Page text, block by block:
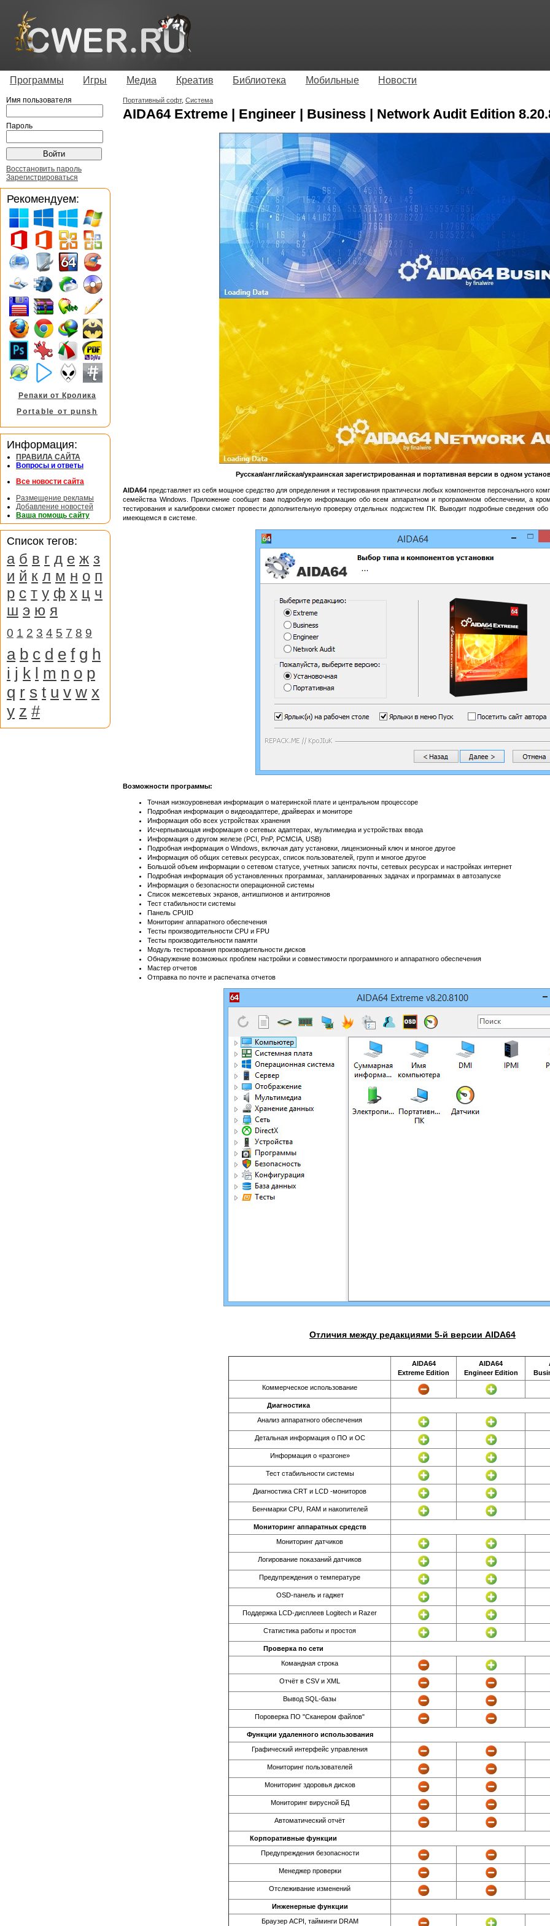
Программы Игры Медиа Креатив Библиотека Мобильные Новости
Портативный софт, Система
AIDA64 Extreme | Engineer | Business | Network Audit Edition
Русская/английская/украинская зарегистрированная и портативная версии в одном
AIDA64 представляет из себя мощное средство для определения и тестирования практически любых компонентов персонального
семейства Windows. Приложение сообщит вам подробную информацию обо всем аппаратном и программном обеспечении, а
тестирования и калибровки сможет провести дополнительную проверку отдельных подсистем ПК. Выводит подробные сведения
имеющемся в системе.
Возможности программы:
Точная низкоуровневая информация о материнской плате и центральном процессоре
Подробная информация о видеоадаптере, драйверах и мониторе
Информация обо всех устройствах хранения
Исчерпывающая информация о сетевых адаптерах, мультимедиа и устройствах ввода
Информация о другом железе (PCI, PnP, PCMCIA, USB)
Подробная информация о Windows, включая дату установки, лицензионный ключ и многое другое
Информация об общих сетевых ресурсах, список пользователей, групп и многое другое
Большой объем информации о сетевом статусе, учетных записях почты, сетевых ресурсах и настройках интернет
Подробная информация об установленных программах, запланированных задачах и программах в автозапуске
Информация о безопасности операционной системы
Список межсетевых экранов, антишпионов и антитроянов
Тест стабильности системы
Панель CPUID
Мониторинг аппаратного обеспечения
Тесты производительности CPU и FPU
Тесты производительности памяти
Модуль тестирования производительности дисков
Обнаружение возможных проблем настройки и совместимости программного и аппаратного обеспечения
Мастер отчетов
Отправка по почте и распечатка отчетов
Отличия между редакциями 5-й версии AIDA64
AIDA64
Extreme Edition
AIDA64
Engineer Edition
Коммерческое использование
Диагностика
Анализ аппаратного обеспечения
Детальная информация о ПО и ОС
Информация о «разгоне»
Тест стабильности системы
Диагностика CRT и LCD -мониторов
Бенчмарки CPU, RAM и накопителей
Мониторинг аппаратных средств
Мониторинг датчиков
Логирование показаний датчиков
Предупреждения о температуре
OSD-панель и гаджет
Поддержка LCD-дисплеев Logitech и Razer
Статистика работы и простоя
Проверка по сети
Командная строка
Отчёт в CSV и XML
Вывод SQL-базы
Пороверка ПО "Сканером файлов"
Функции удаленного использования
Графический интерфейс управления
Мониторинг пользователей
Мониторинг здоровья дисков
Мониторинг вирусной БД
Автоматический отчёт
Корпоративные функции
Предупреждения безопасности
Менеджер проверки
Отслеживание изменений
Инженерные функции
Браузер ACPI, тайминги DRAM
Имя пользователя
Пароль
Восстановить пароль
Зарегистрироваться
Рекомендуем:
Репаки от Кролика
Portable от punsh
Информация:
ПРАВИЛА САЙТА
Вопросы и ответы
Все новости сайта
Размещение рекламы
Добавление новостей
Ваша помощь сайту
Список тегов:
а б в г д е ж з
и й к л м н о п
р с т у ф х ц ч
ш э ю я
0 1 2 3 4 5 7 8 9
a b c d e f g h
i j k l m n o p
q r s t u v w x
y z #